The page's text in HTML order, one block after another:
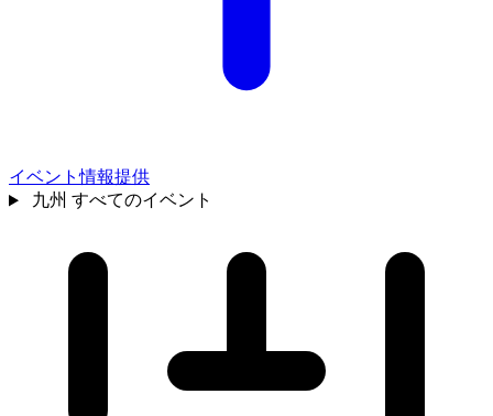
イベント情報提供
九州 すべてのイベント